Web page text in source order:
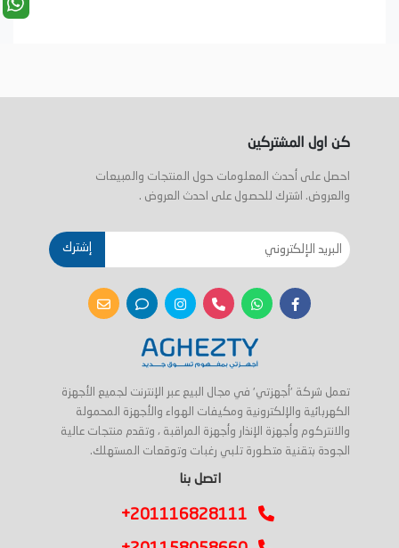
كن اول المشتركين
احصل على أحدث المعلومات حول المنتجات والمبيعات
والعروض. اشترك للحصول على احدث العروض .
إشترك
تعمل شركة 'أجهزتي' في مجال البيع عبر الإنترنت لجميع الأجهزة
الكهربائية والإلكترونية ومكيفات الهواء والأجهزة المحمولة
والانتركوم وأجهزة الإنذار وأجهزة المراقبة ، وتقدم منتجات عالية
الجودة بتقنية متطورة تلبي رغبات وتوقعات المستهلك.
اتصل بنا
+201116828111